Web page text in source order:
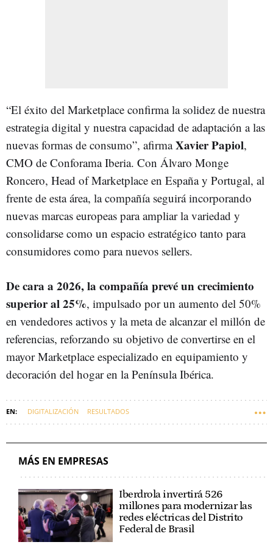
“El éxito del Marketplace confirma la solidez de nuestra
estrategia digital y nuestra capacidad de adaptación a las
nuevas formas de consumo”, afirmaXavier Papiol,
CMO de Conforama Iberia. Con Álvaro Monge
Roncero, Head of Marketplace en España y Portugal, al
frente de esta área, la compañía seguirá incorporando
nuevas marcas europeas para ampliar la variedad y
consolidarse como un espacio estratégico tanto para
consumidores como para nuevos sellers.
De cara a 2026, la compañía prevé un crecimiento
superior al 25%, impulsado por un aumento del 50%
en vendedores activos y la meta de alcanzar el millón de
referencias, reforzando su objetivo de convertirse en el
mayor Marketplace especializado en equipamiento y
decoración del hogar en la Península Ibérica.
DIGITALIZACIÓN RESULTADOS
MÁS EN EMPRESAS
Iberdrola invertirá 526
millones para modernizar las
redes eléctricas del Distrito
Federal de Brasil